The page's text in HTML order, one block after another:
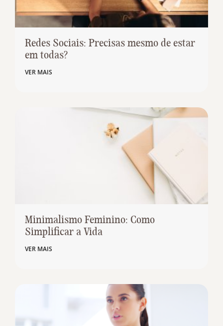
Redes Sociais: Precisas mesmo de estar
em todas?
VER MAIS
Minimalismo Feminino: Como
Simplificar a Vida
VER MAIS